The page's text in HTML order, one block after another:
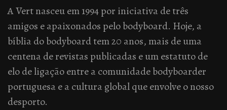
A Vert nasceu em 1994 por iniciativa de três
amigos e apaixonados pelo bodyboard. Hoje, a
bíblia do bodyboard tem 20 anos, mais de uma
centena de revistas publicadas e um estatuto de
elo de ligação entre a comunidade bodyboarder
portuguesa e a cultura global que envolve o nosso
desporto.